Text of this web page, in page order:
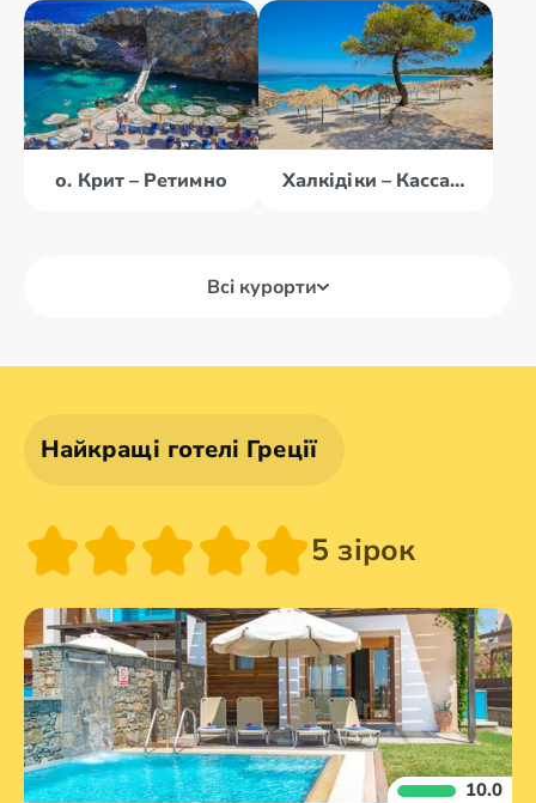
о. Крит – Ретимно Халкідіки – Кассандра
Всі курорти
Олександруполіс
Аттика
Афіни
Найкращі готелі Греції
5 зірок
10.0